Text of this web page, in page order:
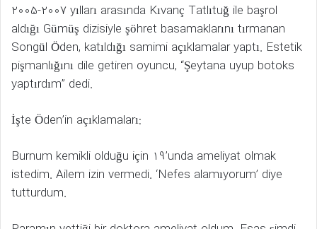
2005-2007 yılları arasında Kıvanç Tatlıtuğ ile başrol
aldığı Gümüş dizisiyle şöhret basamaklarını tırmanan
Songül Öden, katıldığı samimi açıklamalar yaptı. Estetik
pişmanlığını dile getiren oyuncu, “Şeytana uyup botoks
yaptırdım” dedi.
İşte Öden’in açıklamaları:
Burnum kemikli olduğu için 19’unda ameliyat olmak
istedim. Ailem izin vermedi. ‘Nefes alamıyorum’ diye
tutturdum.